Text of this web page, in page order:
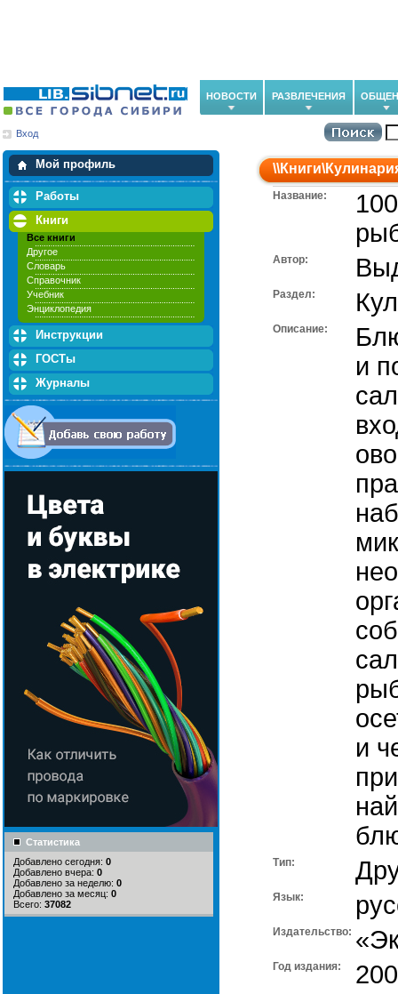
НОВОСТИ РАЗВЛЕЧЕНИЯ
Вход
Мой профиль
Мои закладки
Работы
Книги
Все книги
Другое
Словарь
Справочник
Учебник
Энциклопедия
Инструкции
ГОСТы
Журналы
Статистика
Добавлено сегодня: 0
Добавлено вчера: 0
Добавлено за неделю: 0
Добавлено за месяц: 0
Всего: 37082
\\Книги\
Название:
Автор:
Раздел:
Описание:
и
и
Тип:
Язык:
Издательство:
Год издания: